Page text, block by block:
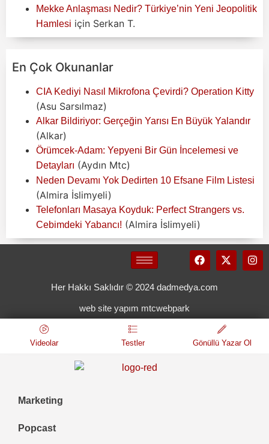
Mekke Anlaşması Nedir? Türkiye’nin Yeni Jeopolitik
Hamlesi için Serkan T.
En Çok Okunanlar
CIA Kediyi Nasıl Mikrofona Çevirdi? Operation Kitty
(Asu Sarsılmaz)
Alkar Bildiriyor: Gerçeğin Yarısı En Büyük Yalandır
(Alkar)
Örümcek-Adam: Yepyeni Bir Gün İncelemesi ve
Detayları (Aydın Mtc)
Neden Devamı Yok Dedirten 10 Efsane Film Listesi
(Almira İslimyeli)
Telefonları Masaya Koyduk: Perfect Strangers vs.
Cebimdeki Yabancı! (Almira İslimyeli)
Her Hakkı Saklıdır © 2024 dadmedya.com
web site yapım mtcwebpark
Videolar Testler Gönüllü Yazar Ol
Marketing
Popcast